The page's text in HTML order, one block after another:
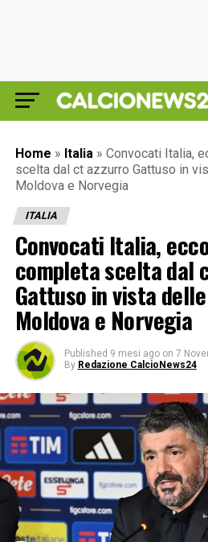
Home » Italia » Convocati Italia,
scelta dal ct azzurro Gattuso in
Moldova e Norvegia
ITALIA
Convocati Italia,
completa scelta dal
Gattuso in vista
Moldova e Norvegia
Published 9 mesi ago on 7
By Redazione CalcioNews24